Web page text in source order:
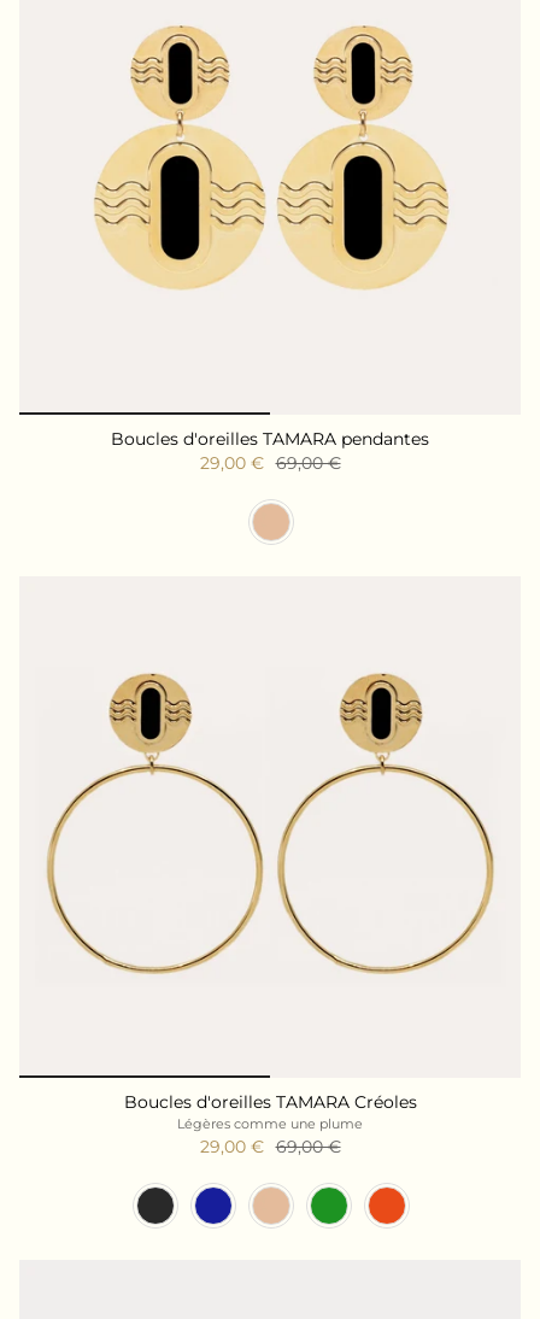
Boucles d'oreilles TAMARA pendantes
29,00 € 69,00 €
Boucles d'oreilles TAMARA Créoles
Légères comme une plume
29,00 € 69,00 €
Couleur Résine